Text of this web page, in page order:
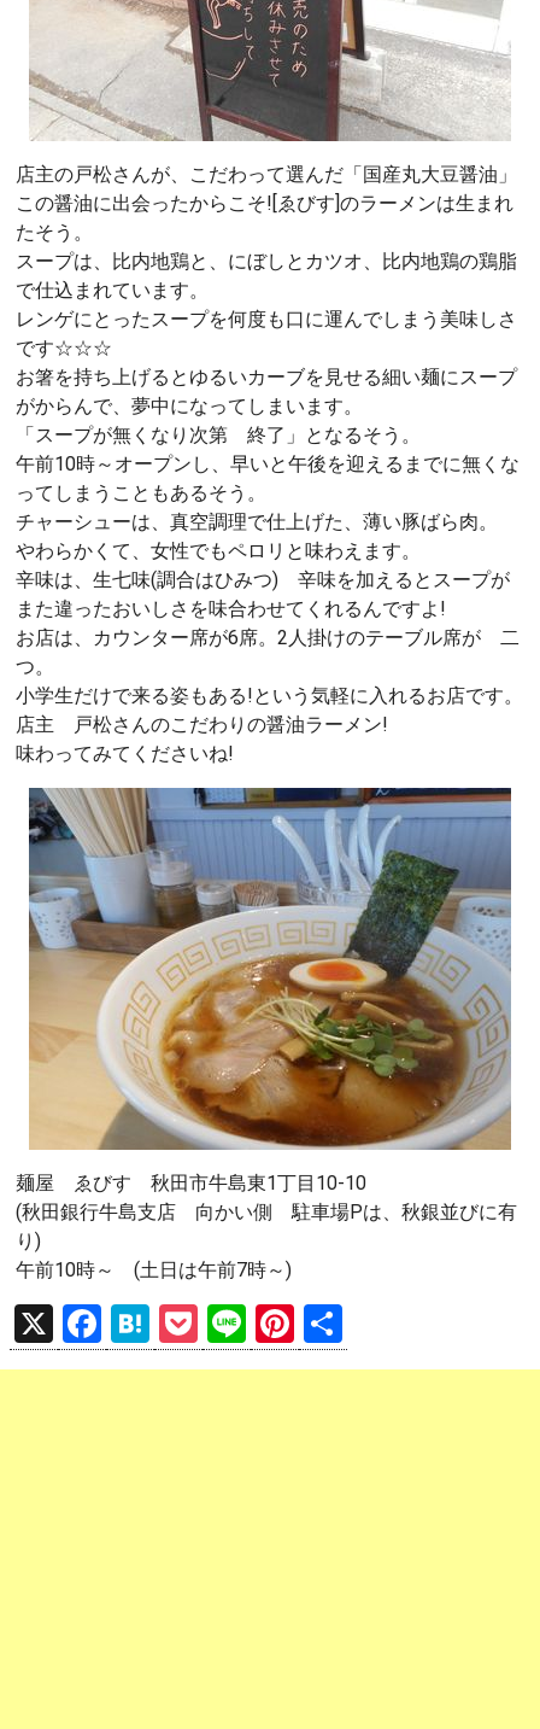
店主の戸松さんが、こだわって選んだ「国産丸大豆醤油」
この醤油に出会ったからこそ![ゑびす]のラーメンは生まれ
たそう。
スープは、比内地鶏と、にぼしとカツオ、比内地鶏の鶏脂
で仕込まれています。
レンゲにとったスープを何度も口に運んでしまう美味しさ
です☆☆☆
お箸を持ち上げるとゆるいカーブを見せる細い麺にスープ
がからんで、夢中になってしまいます。
「スープが無くなり次第 終了」となるそう。
午前10時～オープンし、早いと午後を迎えるまでに無くな
ってしまうこともあるそう。
チャーシューは、真空調理で仕上げた、薄い豚ばら肉。
やわらかくて、女性でもペロリと味わえます。
辛味は、生七味(調合はひみつ) 辛味を加えるとスープが
また違ったおいしさを味合わせてくれるんですよ!
お店は、カウンター席が6席。2人掛けのテーブル席が 二
つ。
小学生だけで来る姿もある!という気軽に入れるお店です。
店主 戸松さんのこだわりの醤油ラーメン!
味わってみてくださいね!
麺屋 ゑびす 秋田市牛島東1丁目10-10
(秋田銀行牛島支店 向かい側 駐車場Pは、秋銀並びに有
り)
午前10時～ (土日は午前7時～)
X
F
a
H
at
P
o
Li
n
Pi
nt 有